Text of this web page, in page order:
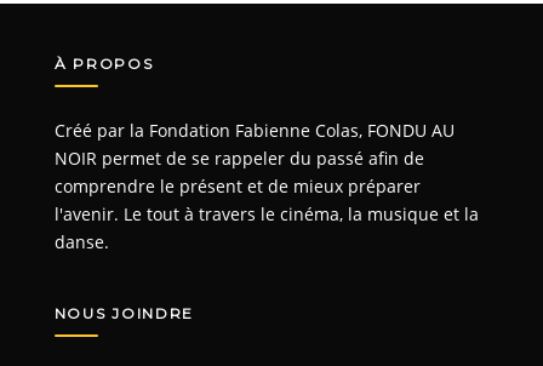
À PROPOS
Créé par la Fondation Fabienne Colas, FONDU AU
NOIR permet de se rappeler du passé afin de
comprendre le présent et de mieux préparer
l'avenir. Le tout à travers le cinéma, la musique et la
danse.
NOUS JOINDRE